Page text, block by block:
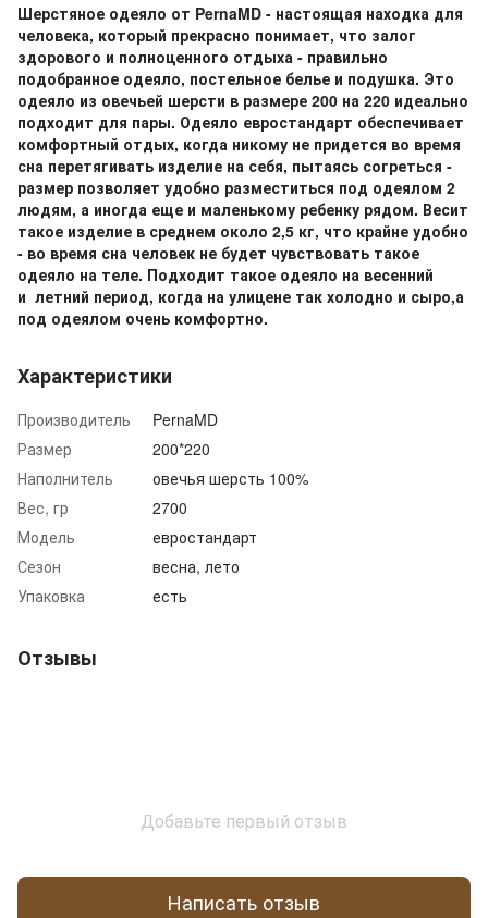
Шерстяное одеяло от PernaMD - настоящая находка для
человека, который прекрасно понимает, что залог
здорового и полноценного отдыха - правильно
подобранное одеяло, постельное белье и подушка. Это
одеяло из овечьей шерсти в размере 200 на 220 идеально
подходит для пары. Одеяло евростандарт обеспечивает
комфортный отдых, когда никому не придется во время
сна перетягивать изделие на себя, пытаясь согреться -
размер позволяет удобно разместиться под одеялом 2
людям, а иногда еще и маленькому ребенку рядом. Весит
такое изделие в среднем около 2,5 кг, что крайне удобно
- во время сна человек не будет чувствовать такое
одеяло на теле. Подходит такое одеяло на весенний
и летний период, когда на улицене так холодно и сыро,а
под одеялом очень комфортно.
Характеристики
Производитель
PernaMD
Размер
200*220
Наполнитель
овечья шерсть 100%
Вес, гр
2700
Модель
евростандарт
Сезон
весна, лето
Упаковка
есть
Отзывы
Добавьте первый отзыв
Написать отзыв